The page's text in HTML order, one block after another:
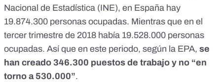
Nacional de Estadística (INE), en España hay
19.874.300 personas ocupadas. Mientras que en el
tercer trimestre de 2018 había 19.528.000 personas
ocupadas. Así que en este periodo, según la EPA, se
han creado 346.300 puestos de trabajo y no “en
torno a 530.000”.